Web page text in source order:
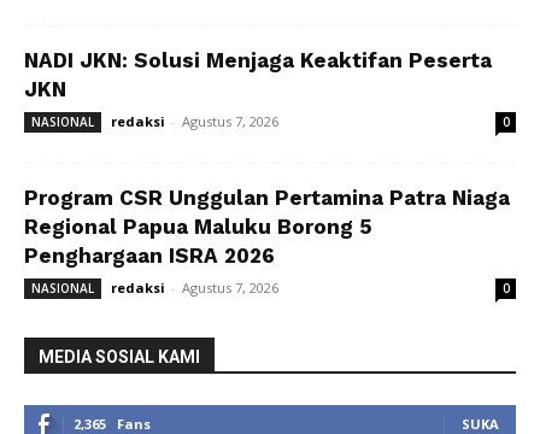
NADI JKN: Solusi Menjaga Keaktifan Peserta
JKN
NASIONAL redaksi - Agustus 7, 2026 0
Program CSR Unggulan Pertamina Patra Niaga
Regional Papua Maluku Borong 5
Penghargaan ISRA 2026
NASIONAL redaksi - Agustus 7, 2026 0
MEDIA SOSIAL KAMI
2,365 Fans SUKA